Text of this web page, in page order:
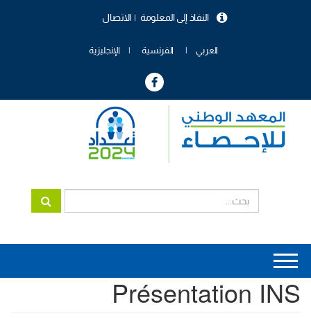
الاتصال النفاذ إلى المعلومة
العربي الفرنسية الإنجليزية
Main
navigation
Présentation INS